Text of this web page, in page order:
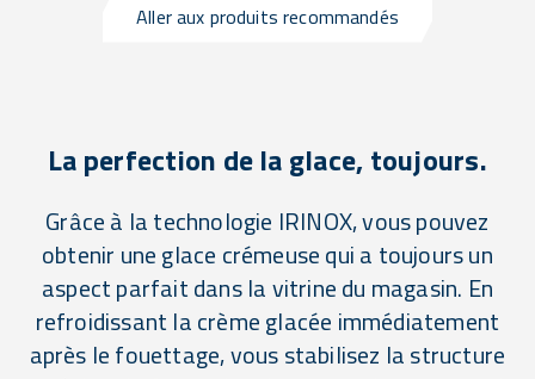
Aller aux produits recommandés
La perfection de la glace, toujours.
Grâce à la technologie IRINOX, vous pouvez
obtenir une glace crémeuse qui a toujours un
aspect parfait dans la vitrine du magasin. En
refroidissant la crème glacée immédiatement
après le fouettage, vous stabilisez la structure